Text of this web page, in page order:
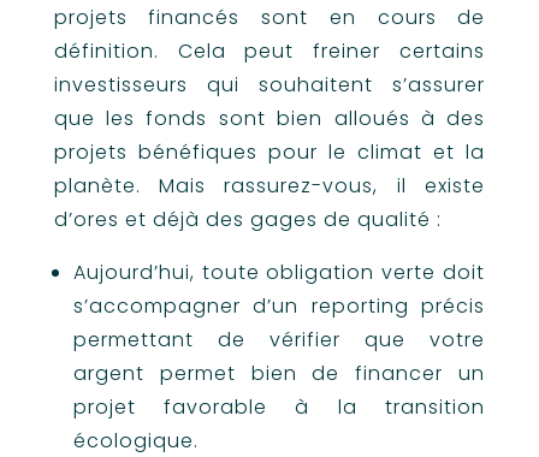
projets financés sont en cours de
définition. Cela peut freiner certains
investisseurs qui souhaitent s’assurer
que les fonds sont bien alloués à des
projets bénéfiques pour le climat et la
planète. Mais rassurez-vous, il existe
d’ores et déjà des gages de qualité :
Aujourd’hui, toute obligation verte doit
s’accompagner d’un reporting précis
permettant de vérifier que votre
argent permet bien de financer un
projet favorable à la transition
écologique.